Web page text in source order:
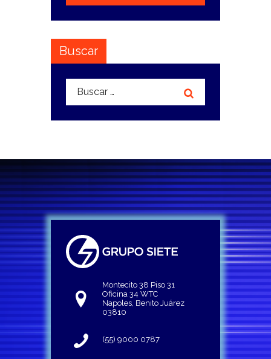
Buscar
Buscar:
Montecito 38 Piso 31
Oficina 34 WTC
Napoles, Benito Juárez
03810
(55) 9000 0787